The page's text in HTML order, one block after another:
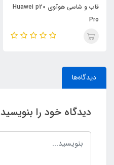
قاب و شاسی هوآوی Huawei p20
Pro
دیدگاه‌ها
دیدگاه خود را بنویسید